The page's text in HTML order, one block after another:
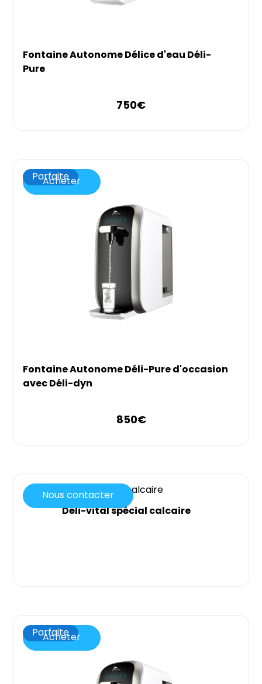
Fontaine Autonome Délice d'eau Déli-
Pure
750€
Fontaine Autonome Déli-Pure d'occasion
avec Déli-dyn
850€
Acheter
Parfaite
Déli-vital spécial calcaire
Nous contacter
Acheter
Parfaite